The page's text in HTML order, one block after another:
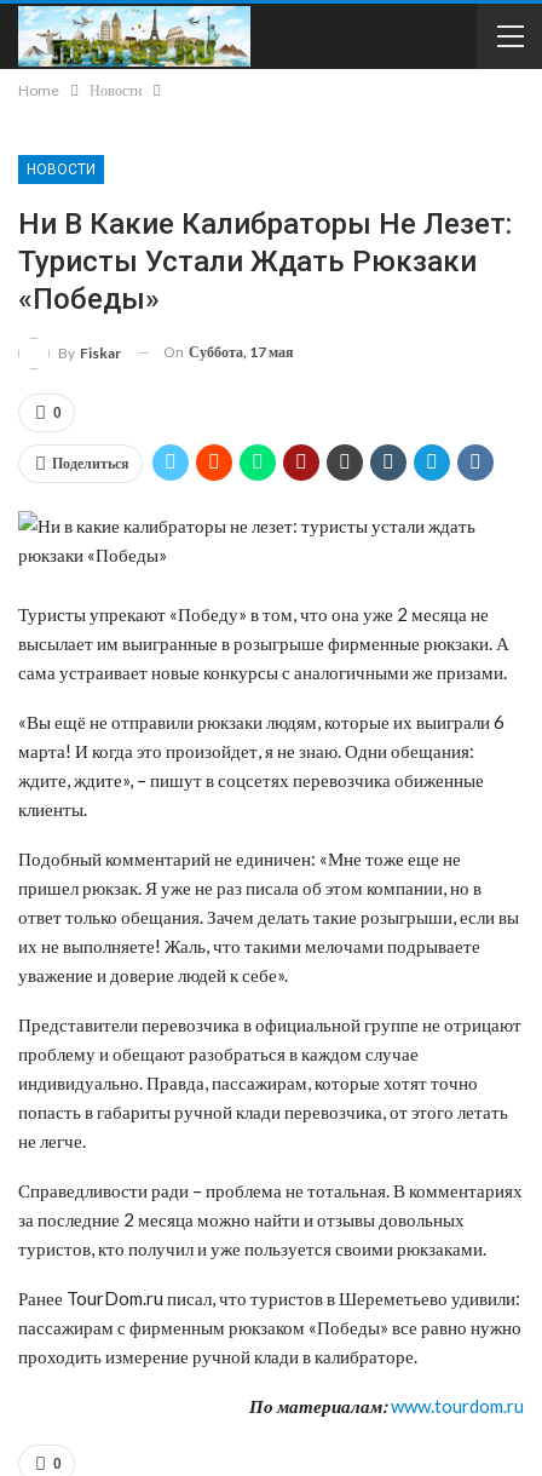
Home Новости
НОВОСТИ
Ни В Какие Калибраторы Не Лезет:
Туристы Устали Ждать Рюкзаки
«Победы»
By Fiskar On Суббота, 17 мая
0
Поделиться
Туристы упрекают «Победу» в том, что она уже 2 месяца не
высылает им выигранные в розыгрыше фирменные рюкзаки. А
сама устраивает новые конкурсы с аналогичными же призами.
«Вы ещё не отправили рюкзаки людям, которые их выиграли 6
марта! И когда это произойдет, я не знаю. Одни обещания:
ждите, ждите», – пишут в соцсетях перевозчика обиженные
клиенты.
Подобный комментарий не единичен: «Мне тоже еще не
пришел рюкзак. Я уже не раз писала об этом компании, но в
ответ только обещания. Зачем делать такие розыгрыши, если вы
их не выполняете! Жаль, что такими мелочами подрываете
уважение и доверие людей к себе».
Представители перевозчика в официальной группе не отрицают
проблему и обещают разобраться в каждом случае
индивидуально. Правда, пассажирам, которые хотят точно
попасть в габариты ручной клади перевозчика, от этого летать
не легче.
Справедливости ради – проблема не тотальная. В комментариях
за последние 2 месяца можно найти и отзывы довольных
туристов, кто получил и уже пользуется своими рюкзаками.
Ранее TourDom.ru писал, что туристов в Шереметьево удивили:
пассажирам с фирменным рюкзаком «Победы» все равно нужно
проходить измерение ручной клади в калибраторе.
По материалам:www.tourdom.ru
0